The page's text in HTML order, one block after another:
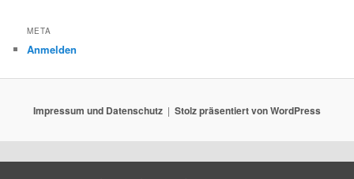
META
Anmelden
Impressum und Datenschutz Stolz präsentiert von WordPress